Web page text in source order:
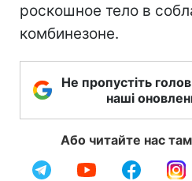
роскошное тело в
комбинезоне.
Не пропустіть
наші
Або читайте нас